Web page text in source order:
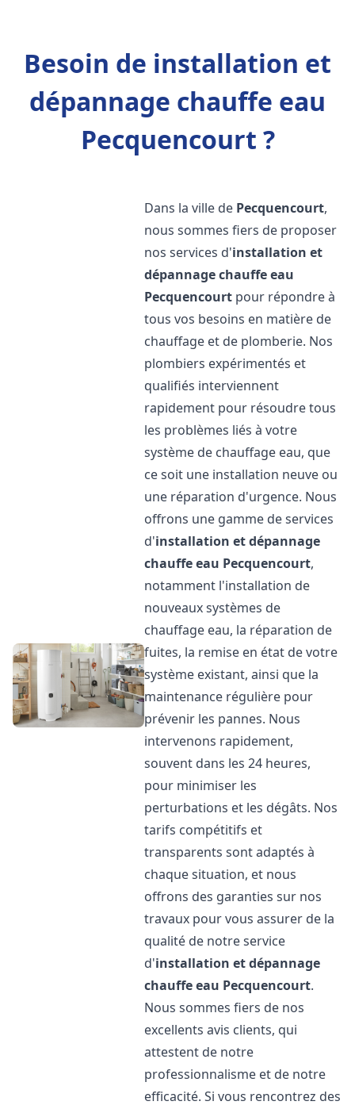
Besoin de installation et
dépannage chauffe eau
Pecquencourt ?
Dans la ville de Pecquencourt,
nous sommes fiers de proposer
nos services d'installation et
dépannage chauffe eau
Pecquencourt pour répondre à
tous vos besoins en matière de
chauffage et de plomberie. Nos
plombiers expérimentés et
qualifiés interviennent
rapidement pour résoudre tous
les problèmes liés à votre
système de chauffage eau, que
ce soit une installation neuve ou
une réparation d'urgence. Nous
offrons une gamme de services
d'installation et dépannage
chauffe eau Pecquencourt,
notamment l'installation de
nouveaux systèmes de
chauffage eau, la réparation de
fuites, la remise en état de votre
système existant, ainsi que la
maintenance régulière pour
prévenir les pannes. Nous
intervenons rapidement,
souvent dans les 24 heures,
pour minimiser les
perturbations et les dégâts. Nos
tarifs compétitifs et
transparents sont adaptés à
chaque situation, et nous
offrons des garanties sur nos
travaux pour vous assurer de la
qualité de notre service
d'installation et dépannage
chauffe eau Pecquencourt.
Nous sommes fiers de nos
excellents avis clients, qui
attestent de notre
professionnalisme et de notre
efficacité. Si vous rencontrez des